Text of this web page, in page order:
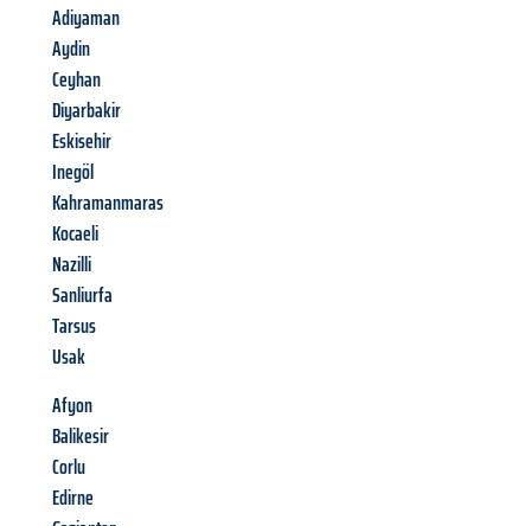
Adiyaman
Aydin
Ceyhan
Diyarbakir
Eskisehir
Inegöl
Kahramanmaras
Kocaeli
Nazilli
Sanliurfa
Tarsus
Usak
Afyon
Balikesir
Corlu
Edirne